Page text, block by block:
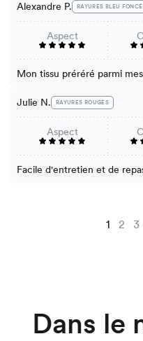
Alexandre P. RAYURES BLEU FONCÉ
Aspect
Mon tissu préréré parmi
Julie N. RAYURES ROUGES
Aspect
Facile d'entretien et de
1 2 3
Dans le